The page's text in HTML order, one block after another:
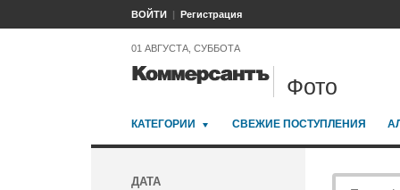
ВОЙТИ Регистрация
01 АВГУСТА, СУББОТА
Фото
КАТЕГОРИИ СВЕЖИЕ ПОСТУПЛЕНИЯ
ДАТА